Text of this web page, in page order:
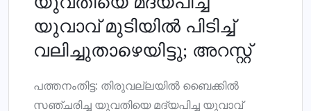
യുവാവ് മുടിയില്‍ പിടിച്ച്
വലിച്ചുതാഴെയിട്ടു; അറസ്റ്റ്
പത്തനംതിട്ട: തിരുവല്ലയില്‍ ബൈക്കില്‍
സഞ്ചരിച്ച യുവതിയെ മദ്യപിച്ച യുവാവ്